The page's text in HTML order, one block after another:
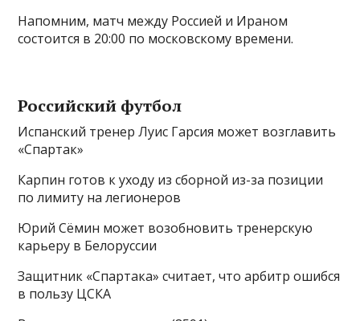
Напомним, матч между Россией и Ираном
состоится в 20:00 по московскому времени.
Российский футбол
Испанский тренер Луис Гарсия может возглавить
«Спартак»
Карпин готов к уходу из сборной из-за позиции
по лимиту на легионеров
Юрий Сёмин может возобновить тренерскую
карьеру в Белоруссии
Защитник «Спартака» считает, что арбитр ошибся
в пользу ЦСКА